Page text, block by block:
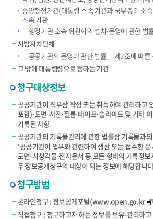
중앙행정기관(대통령 소속 기관과 국무총리 소
소속 기관
「행정기관 소속 위원회의 설치·운영에 관한 법
지방자치단체
「공공기관의 운영에 관한 법률」 제2조에 따른
그 밖에 대통령령으로 정하는 기관
청구대상정보
공공기관이 직무상 작성 또는 취득하여 관리하고
포함)·도면·사진·필름·테이프·슬라이드 및 기타
기록된 사항
공공기관의 기록물관리에 관한 법률상 기록물과
“공공기관이 업무와 관련하여 생산 또는 접수한 문
도면·시청각물·전자문서 등 모든 형태의 기록정
두 정보공개청구의 대상이 되는 정보에 해당합니
청구방법
온라인청구 : 정보공개포털(www.open.go.kr
직접청구 : 청구하고자 하는 정보를 보유·관리하